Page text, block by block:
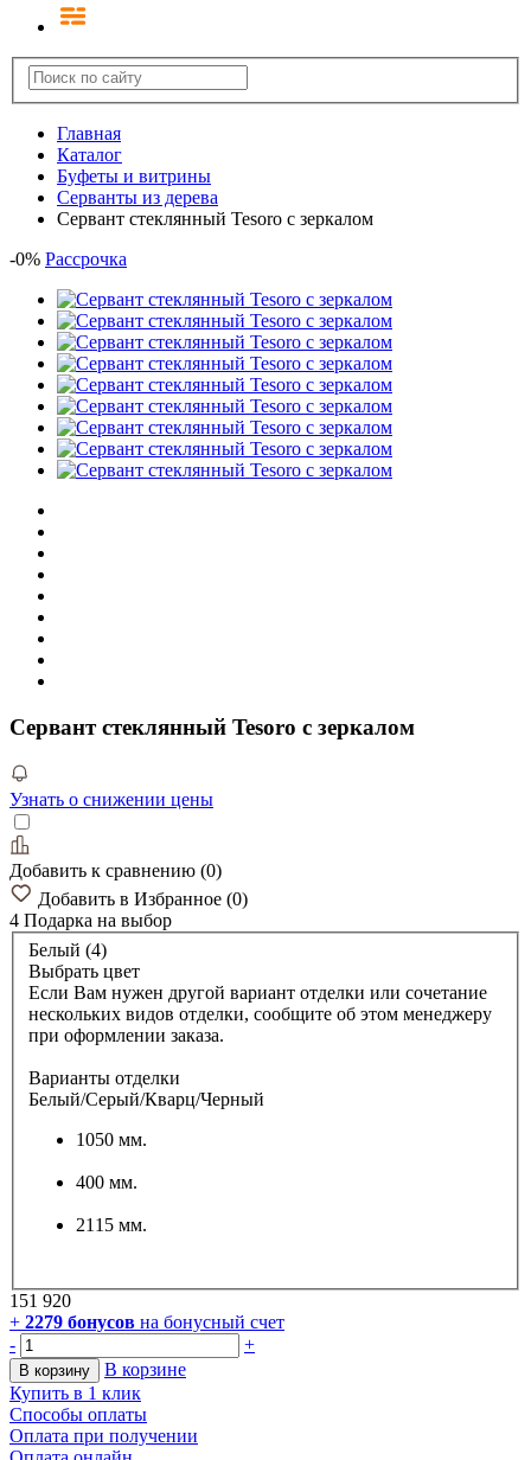
Главная
Каталог
Буфеты и витрины
Серванты из дерева
Cервант стеклянный Tesoro c зеркалом
-0% Рассрочка
Cервант стеклянный Tesoro c зеркалом
Узнать о снижении цены
Добавить к сравнению (0)
Добавить в Избранное (0)
4 Подарка на выбор
Белый (4)
Выбрать цвет
Если Вам нужен другой вариант отделки или сочетание
нескольких видов отделки, сообщите об этом менеджеру
при оформлении заказа.
Варианты отделки
Белый/Серый/Кварц/Черный
1050 мм.
400 мм.
2115 мм.
151 920
+ 2279 бонусов на бонусный счет
-
+
В корзину
В корзине
Купить в 1 клик
Способы оплаты
Оплата при получении